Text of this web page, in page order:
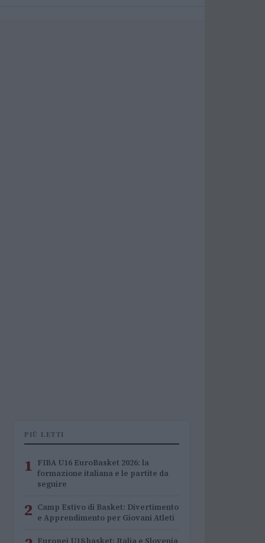
PIÙ LETTI
1 FIBA U16 EuroBasket 2026: la
formazione italiana e le partite da
seguire
2 Camp Estivo di Basket: Divertimento
e Apprendimento per Giovani Atleti
Europei U18 basket: Italia e Slovenia